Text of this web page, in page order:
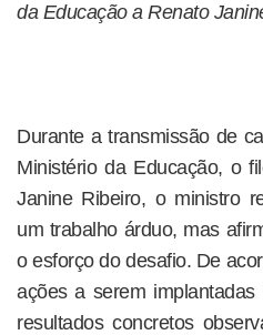
da Educação a Renato
Durante a transmissão de
Ministério da Educação, o
Janine Ribeiro, o ministro
um trabalho árduo, mas
o esforço do desafio. De
ações a serem
resultados concretos